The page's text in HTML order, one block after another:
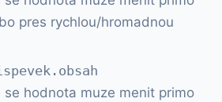
pres rychlou/hromadnou
hodnota muze menit primo